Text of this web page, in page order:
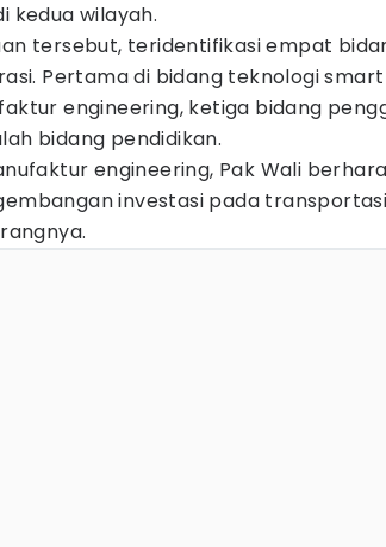
kedua wilayah.
tersebut, teridentifikasi empat
Pertama di bidang teknologi
engineering, ketiga bidang
bidang pendidikan.
engineering, Pak Wali
investasi pada